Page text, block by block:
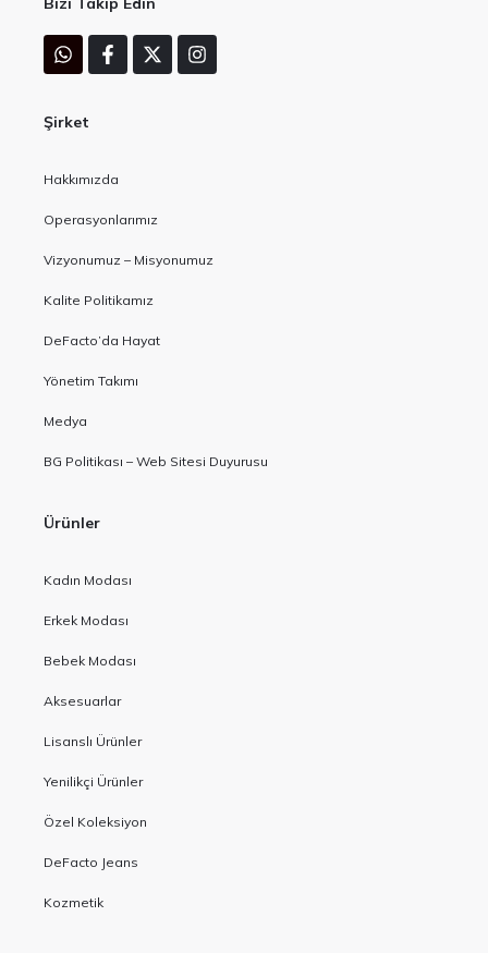
Şirket
Hakkımızda
Operasyonlarımız
Vizyonumuz – Misyonumuz
Kalite Politikamız
DeFacto’da Hayat
Yönetim Takımı
Medya
BG Politikası – Web Sitesi Duyurusu
Ürünler
Kadın Modası
Erkek Modası
Bebek Modası
Aksesuarlar
Lisanslı Ürünler
Yenilikçi Ürünler
Özel Koleksiyon
DeFacto Jeans
Kozmetik